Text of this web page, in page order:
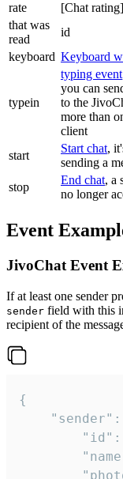
rate
[Chat
that was
read
id
keyboard Keyboard
typein
typing event
you can
to the
more than
client
start
Start chat,
sending a
stop
End chat, a
no longer
Event
JivoChat Event
If at least one sender
sender field with this
recipient of the
{